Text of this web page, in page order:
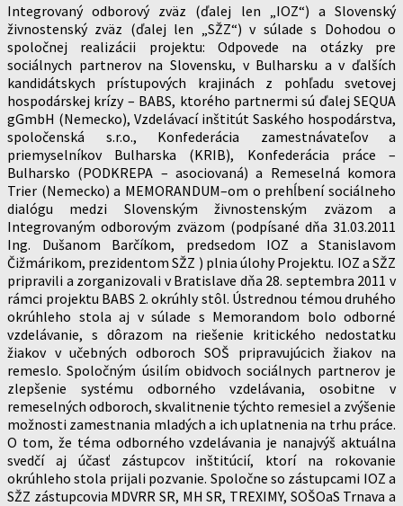
Integrovaný odborový zväz (ďalej len „IOZ“) a Slovenský
živnostenský zväz (ďalej len „SŽZ“) v súlade s Dohodou o
spoločnej realizácii projektu: Odpovede na otázky pre
sociálnych partnerov na Slovensku, v Bulharsku a v ďalších
kandidátskych prístupových krajinách z pohľadu svetovej
hospodárskej krízy – BABS, ktorého partnermi sú ďalej SEQUA
gGmbH (Nemecko), Vzdelávací inštitút Saského hospodárstva,
spoločenská s.r.o., Konfederácia zamestnávateľov a
priemyselníkov Bulharska (KRIB), Konfederácia práce –
Bulharsko (PODKREPA – asociovaná) a Remeselná komora
Trier (Nemecko) a MEMORANDUM–om o prehĺbení sociálneho
dialógu medzi Slovenským živnostenským zväzom a
Integrovaným odborovým zväzom (podpísané dňa 31.03.2011
Ing. Dušanom Barčíkom, predsedom IOZ a Stanislavom
Čižmárikom, prezidentom SŽZ ) plnia úlohy Projektu. IOZ a SŽZ
pripravili a zorganizovali v Bratislave dňa 28. septembra 2011 v
rámci projektu BABS 2. okrúhly stôl. Ústrednou témou druhého
okrúhleho stola aj v súlade s Memorandom bolo odborné
vzdelávanie, s dôrazom na riešenie kritického nedostatku
žiakov v učebných odboroch SOŠ pripravujúcich žiakov na
remeslo. Spoločným úsilím obidvoch sociálnych partnerov je
zlepšenie systému odborného vzdelávania, osobitne v
remeselných odboroch, skvalitnenie týchto remesiel a zvýšenie
možnosti zamestnania mladých a ich uplatnenia na trhu práce.
O tom, že téma odborného vzdelávania je nanajvýš aktuálna
svedčí aj účasť zástupcov inštitúcií, ktorí na rokovanie
okrúhleho stola prijali pozvanie. Spoločne so zástupcami IOZ a
SŽZ zástupcovia MDVRR SR, MH SR, TREXIMY, SOŠOaS Trnava a